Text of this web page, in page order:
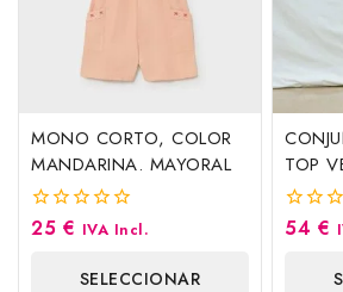
MONO CORTO, COLOR
MANDARINA. MAYORAL
0
25 € IVA Incl.
SELECCIONAR
TOP
0
54 €